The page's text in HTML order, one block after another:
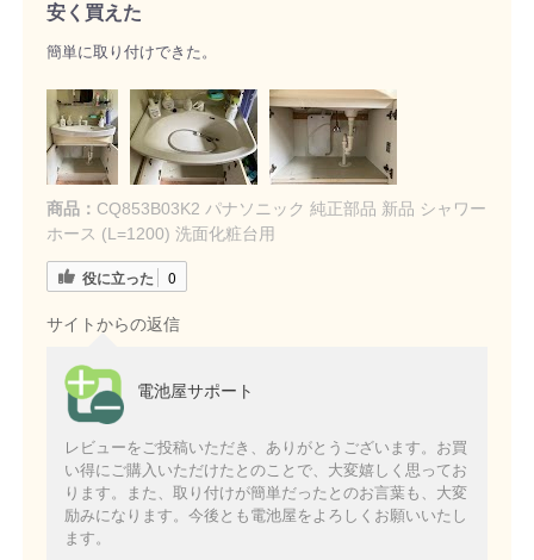
安く買えた
簡単に取り付けできた。
商品： CQ853B03K2 パナソニック 純正部品 新品 シャワー
ホース (L=1200) 洗面化粧台用
役に立った 0
サイトからの返信
電池屋サポート
レビューをご投稿いただき、ありがとうございます。お買
い得にご購入いただけたとのことで、大変嬉しく思ってお
ります。また、取り付けが簡単だったとのお言葉も、大変
励みになります。今後とも電池屋をよろしくお願いいたし
ます。